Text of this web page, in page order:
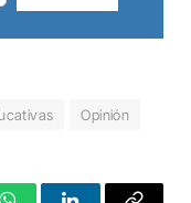
Opinión